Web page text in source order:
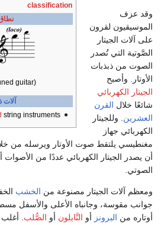
and pluckedstring instruments
لقرون
تُصدر
ذبذبات
القرن
وللجيتار
جهاز
صوت الأوتار ويرسله من خلال مُكبر
الكهربائي عددًا من الأصوات أوسع مما
الجيتار مصنوعة من الخشبالخفيف. كما أنَّ
وجانباه الأعلى والأسفل مسطحان أو
البرونز أوالنَّايلونأو الصُّلب. أغلب آلات الجيتار